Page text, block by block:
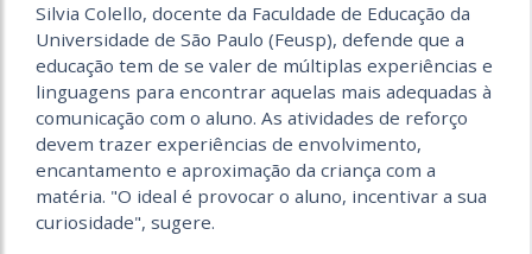
Silvia Colello, docente da Faculdade de Educação da
Universidade de São Paulo (Feusp), defende que a
educação tem de se valer de múltiplas experiências e
linguagens para encontrar aquelas mais adequadas à
comunicação com o aluno. As atividades de reforço
devem trazer experiências de envolvimento,
encantamento e aproximação da criança com a
matéria. "O ideal é provocar o aluno, incentivar a sua
curiosidade", sugere.